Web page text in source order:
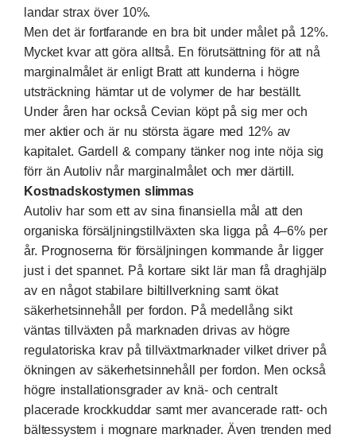
landar strax över 10%.
Men det är fortfarande en bra bit under målet på 12%.
Mycket kvar att göra alltså. En förutsättning för att nå
marginalmålet är enligt Bratt att kunderna i högre
utsträckning hämtar ut de volymer de har beställt.
Under åren har också Cevian köpt på sig mer och
mer aktier och är nu största ägare med 12% av
kapitalet. Gardell & company tänker nog inte nöja sig
förr än Autoliv når marginalmålet och mer därtill.
Kostnadskostymen slimmas
Autoliv har som ett av sina finansiella mål att den
organiska försäljningstillväxten ska ligga på 4–6% per
år. Prognoserna för försäljningen kommande år ligger
just i det spannet. På kortare sikt lär man få draghjälp
av en något stabilare biltillverkning samt ökat
säkerhetsinnehåll per fordon. På medellång sikt
väntas tillväxten på marknaden drivas av högre
regulatoriska krav på tillväxtmarknader vilket driver på
ökningen av säkerhetsinnehåll per fordon. Men också
högre installationsgrader av knä- och centralt
placerade krockkuddar samt mer avancerade ratt- och
bältessystem i mognare marknader. Även trenden med